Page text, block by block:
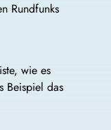
Rundfunks
wie es
Beispiel das